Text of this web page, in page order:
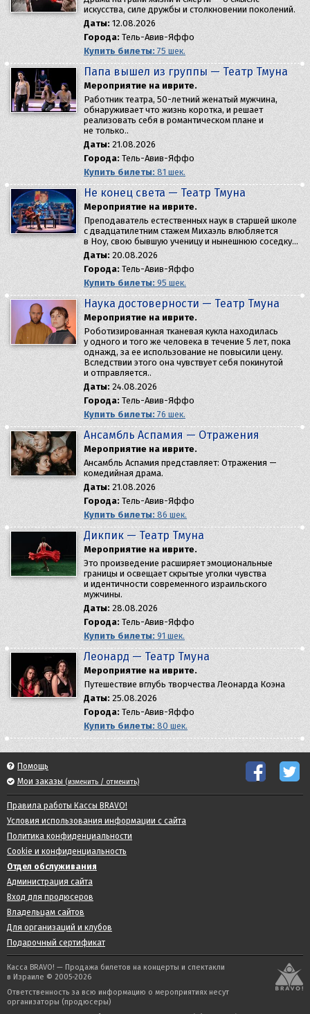
искусства, силе дружбы и столкновении поколений.
Даты: 12.08.2026
Города: Тель-Авив-Яффо
Купить билеты: 75 шек.
Папа вышел из группы — Театр Тмуна
Мероприятие на иврите.
Работник театра, 50-летний женатый мужчина,
обнаруживает что жизнь коротка, и решает
реализовать себя в романтическом плане и
не только..
Даты: 21.08.2026
Города: Тель-Авив-Яффо
Купить билеты: 81 шек.
Не конец света — Театр Тмуна
Мероприятие на иврите.
Преподаватель естественных наук в старшей школе
с двадцатилетним стажем Михаэль влюбляется
в Ноу, свою бывшую ученицу и нынешнюю соседку…
Даты: 20.08.2026
Города: Тель-Авив-Яффо
Купить билеты: 95 шек.
Наука достоверности — Театр Тмуна
Мероприятие на иврите.
Роботизированная тканевая кукла находилась
у одного и того же человека в течение 5 лет, пока
однажд, за ее использование не повысили цену.
Вследствии этого она чувствует себя покинутой
и отправляется..
Даты: 24.08.2026
Города: Тель-Авив-Яффо
Купить билеты: 76 шек.
Ансамбль Аспамия — Отражения
Мероприятие на иврите.
Ансамбль Аспамия представляет: Отражения —
комедийная драма.
Даты: 21.08.2026
Города: Тель-Авив-Яффо
Купить билеты: 86 шек.
Дикпик — Театр Тмуна
Мероприятие на иврите.
Это произведение расширяет эмоциональные
границы и освещает скрытые уголки чувства
и идентичности современного израильского
мужчины.
Даты: 28.08.2026
Города: Тель-Авив-Яффо
Купить билеты: 91 шек.
Леонард — Театр Тмуна
Мероприятие на иврите.
Путешествие вглубь творчества Леонарда Коэна
Даты: 25.08.2026
Города: Тель-Авив-Яффо
Купить билеты: 80 шек.
Помощь
Мои заказы (изменить / отменить)
Правила работы Кассы BRAVO!
Условия использования информации с сайта
Политика конфиденциальности
Cookie и конфиденциальность
Отдел обслуживания
Администрация сайта
Вход для продюсеров
Владельцам сайтов
Для организаций и клубов
Подарочный сертификат
Касса BRAVO! — Продажа билетов на концерты и спектакли
в Израиле © 2005-2026
Ответственность за всю информацию о мероприятиях несут
организаторы (продюсеры)